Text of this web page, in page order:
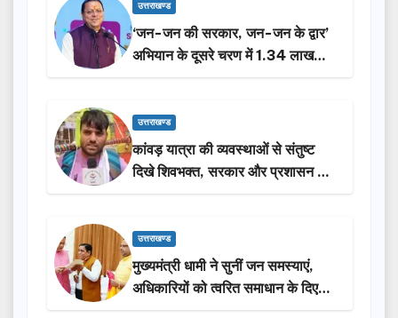
उत्तराखण्ड
‘जन-जन की सरकार, जन-जन के द्वार’
अभियान के दूसरे चरण में 1.34 लाख
लोगों की भागीदारी…
उत्तराखण्ड
कांवड़ यात्रा की व्यवस्थाओं से संतुष्ट
दिखे शिवभक्त, सरकार और प्रशासन की
सराहना…
उत्तराखण्ड
मुख्यमंत्री धामी ने सुनीं जन समस्याएं,
अधिकारियों को त्वरित समाधान के दिए
निर्देश